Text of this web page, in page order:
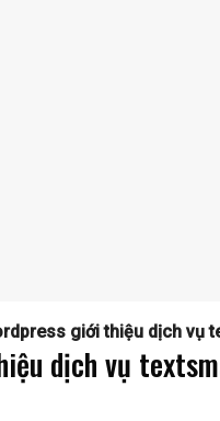
giới thiệu dịch vụ
dịch vụ